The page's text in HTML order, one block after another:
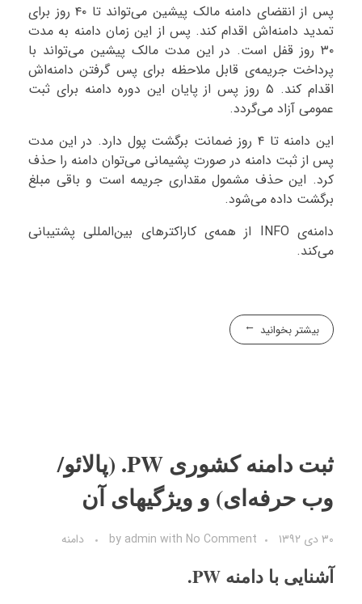
پس از انقضای دامنه مالک پیشین می‌تواند تا ۴۰ روز برای
تمدید دامنه‌اش اقدام کند. پس از این زمان دامنه به مدت
۳۰ روز قفل است. در این مدت مالک پیشین می‌تواند با
پرداخت جریمه‌ی قابل ملاحظه برای پس گرفتن دامنه‌اش
اقدام کند. ۵ روز پس از پایان این دوره دامنه برای ثبت
عمومی آزاد می‌گردد.
این دامنه تا ۴ روز ضمانت برگشت پول دارد. در این مدت
پس از ثبت دامنه در صورت پشیمانی می‌توان دامنه را حذف
کرد. این حذف مشمول مقداری جریمه است و باقی مبلغ
برگشت داده می‌شود.
دامنه‌ی INFO از همه‌ی کاراکترهای بین‌المللی پشتیبانی
می‌کند.
بیشتر بخوانید
ثبت دامنه کشوری PW. (پالائو/
وب حرفه‌ای) و ویژگیهای آن
۳۰ دی ۱۳۹۲ by admin with No Comment دامنه
آشنایی با دامنه PW.